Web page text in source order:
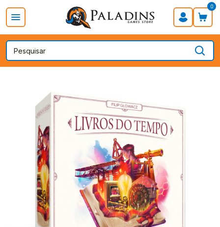
0
PROMOÇÃO DIA DOS PAIS Board Games Card Games